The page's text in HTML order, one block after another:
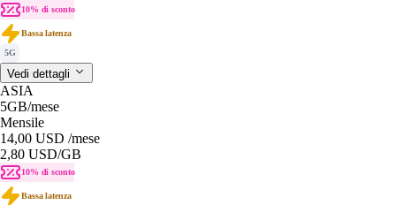
10% di sconto
Bassa latenza
5G
Vedi dettagli
ASIA
5GB/mese
Mensile
14,00 USD /mese
2,80 USD/GB
10% di sconto
Bassa latenza